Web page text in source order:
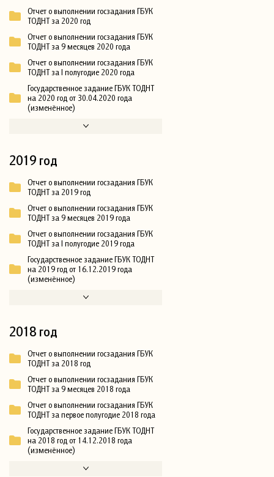
Отчет о выполнении госзадания ГБУК
ТОДНТ за 2020 год
Отчет о выполнении госзадания ГБУК
ТОДНТ за 9 месяцев 2020 года
Отчет о выполнении госзадания ГБУК
ТОДНТ за I полугодие 2020 года
Государственное задание ГБУК ТОДНТ
на 2020 год от 30.04.2020 года
(изменённое)
2019 год
Отчет о выполнении госзадания ГБУК
ТОДНТ за 2019 год
Отчет о выполнении госзадания ГБУК
ТОДНТ за 9 месяцев 2019 года
Отчет о выполнении госзадания ГБУК
ТОДНТ за I полугодие 2019 года
Государственное задание ГБУК ТОДНТ
на 2019 год от 16.12.2019 года
(изменённое)
2018 год
Отчет о выполнении госзадания ГБУК
ТОДНТ за 2018 год
Отчет о выполнении госзадания ГБУК
ТОДНТ за 9 месяцев 2018 года
Отчет о выполнении госзадания ГБУК
ТОДНТ за первое полугодие 2018 года
Государственное задание ГБУК ТОДНТ
на 2018 год от 14.12.2018 года
(изменённое)